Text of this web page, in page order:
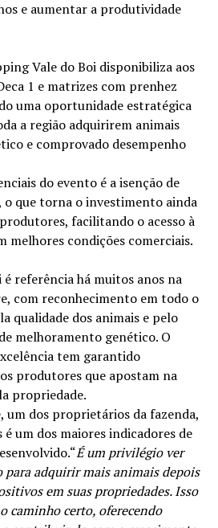
e aumentar a produtividade
Vale do Boi disponibiliza aos
1 e matrizes com prenhez
uma oportunidade estratégica
a região adquirirem animais
e comprovado desempenho
do evento é a isenção de
o que torna o investimento ainda
facilitando o acesso à
melhores condições comerciais.
é referência há muitos anos na
com reconhecimento em todo o
qualidade dos animais e pelo
melhoramento genético. O
tem garantido
produtores que apostam na
propriedade.
um dos proprietários da fazenda,
um dos maiores indicadores de
É um privilégio ver
para adquirir mais animais depois
em suas propriedades. Isso
caminho certo, oferecendo